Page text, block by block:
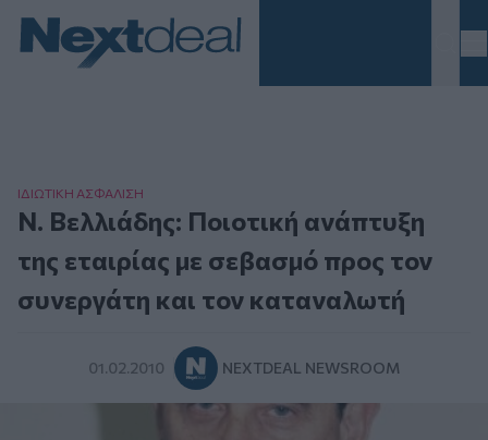
ΙΔΙΩΤΙΚΗ ΑΣΦAΛΙΣΗ
Ν. Βελλιάδης: Ποιοτική ανάπτυξη
της εταιρίας με σεβασμό προς τον
συνεργάτη και τον καταναλωτή
01.02.2010 NEXTDEAL NEWSROOM